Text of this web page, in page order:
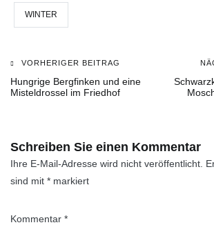
WINTER
Beitragsnavigation
VORHERIGER BEITRAG
Hungrige Bergfinken und eine
Misteldrossel im Friedhof
Schreiben Sie einen Kommentar
Ihre E-Mail-Adresse wird nicht veröffentlicht.
sind mit * markiert
Kommentar *